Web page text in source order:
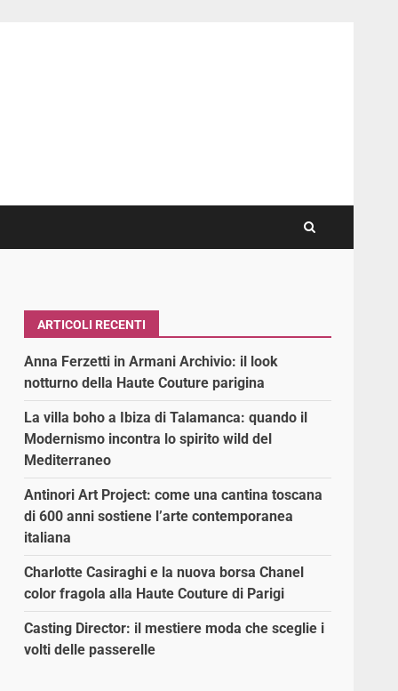
ARTICOLI RECENTI
Anna Ferzetti in Armani Archivio: il look
notturno della Haute Couture parigina
La villa boho a Ibiza di Talamanca: quando il
Modernismo incontra lo spirito wild del
Mediterraneo
Antinori Art Project: come una cantina toscana
di 600 anni sostiene l’arte contemporanea
italiana
Charlotte Casiraghi e la nuova borsa Chanel
color fragola alla Haute Couture di Parigi
Casting Director: il mestiere moda che sceglie i
volti delle passerelle